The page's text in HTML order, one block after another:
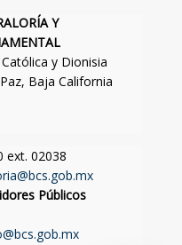
Y
y Dionisia
Baja California
ext. 02038
Públicos